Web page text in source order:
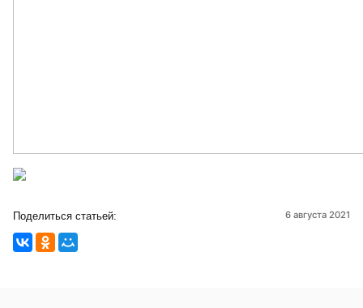
Поделиться статьей: 6 августа 2021